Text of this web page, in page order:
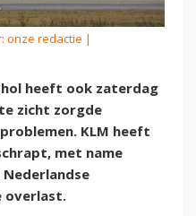
onze redactie |
heeft ook zaterdag
zicht zorgde
KLM heeft
met name
Nederlandse
overlast.